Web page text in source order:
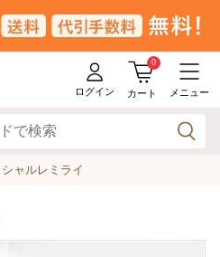
ログイン
0
カート メニュー
シャルレミライ